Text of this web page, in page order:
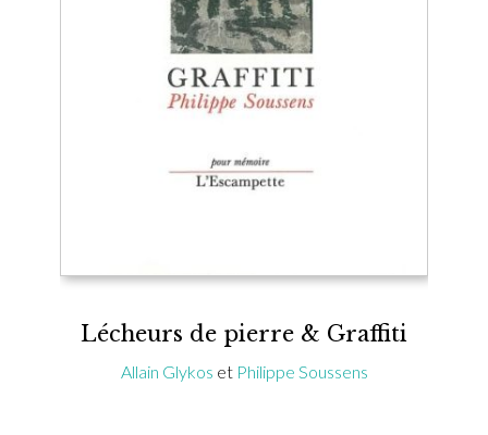
Lécheurs de pierre & Graffiti
Allain Glykos et Philippe Soussens